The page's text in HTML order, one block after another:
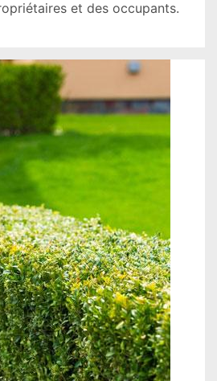
et des occupants.